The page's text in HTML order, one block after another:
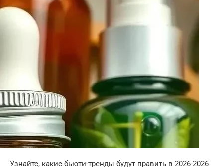
Узнайте, какие бьюти-тренды будут править в 2026-2026